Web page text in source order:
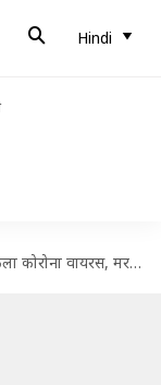
Hindi
मरने वालों की संख्या 3,000 पार